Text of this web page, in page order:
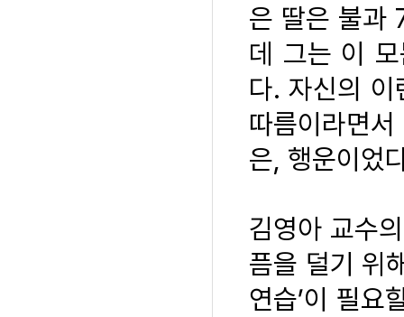
은 딸은 불과
데 그는 이
다. 자신의
따름이라면
은, 행운이었
김영아 교수
픔을 덜기 위
연습’이 필요